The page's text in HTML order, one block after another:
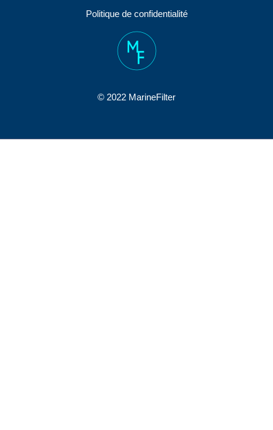
Politique de confidentialité
© 2022 MarineFilter